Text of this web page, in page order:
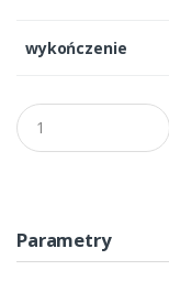
wykończenie
Q
u
a
t
yParametry